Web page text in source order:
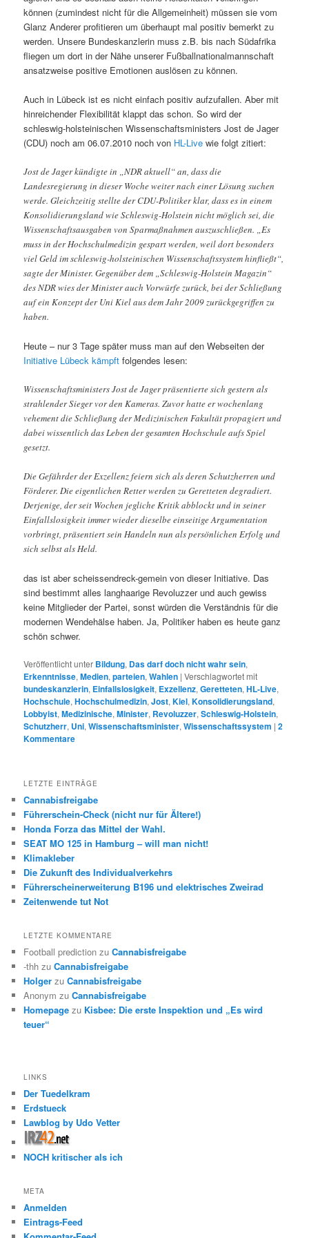
können (zumindest nicht für die Allgemeinheit) müssen sie vom
Glanz Anderer profitieren um überhaupt mal positiv bemerkt zu
werden. Unsere Bundeskanzlerin muss z.B. bis nach Südafrika
fliegen um dort in der Nähe unserer Fußballnationalmannschaft
ansatzweise positive Emotionen auslösen zu können.
Auch in Lübeck ist es nicht einfach positiv aufzufallen. Aber mit
hinreichender Flexibilität klappt das schon. So wird der
schleswig-holsteinischen Wissenschaftsministers Jost de Jager
(CDU) noch am 06.07.2010 noch von HL-Live wie folgt zitiert:
Jost de Jager kündigte in „NDR aktuell“ an, dass die
Landesregierung in dieser Woche weiter nach einer Lösung suchen
werde. Gleichzeitig stellte der CDU-Politiker klar, dass es in einem
Konsolidierungsland wie Schleswig-Holstein nicht möglich sei, die
Wissenschaftsausgaben von Sparmaßnahmen auszuschließen. „Es
muss in der Hochschulmedizin gespart werden, weil dort besonders
viel Geld im schleswig-holsteinischen Wissenschaftssystem hinfließt“,
sagte der Minister. Gegenüber dem „Schleswig-Holstein Magazin“
des NDR wies der Minister auch Vorwürfe zurück, bei der Schließung
auf ein Konzept der Uni Kiel aus dem Jahr 2009 zurückgegriffen zu
haben.
Heute – nur 3 Tage später muss man auf den Webseiten der
Initiative Lübeck kämpft folgendes lesen:
Wissenschaftsministers Jost de Jager präsentierte sich gestern als
strahlender Sieger vor den Kameras. Zuvor hatte er wochenlang
vehement die Schließung der Medizinischen Fakultät propagiert und
dabei wissentlich das Leben der gesamten Hochschule aufs Spiel
gesetzt.
Die Gefährder der Exzellenz feiern sich als deren Schutzherren und
Förderer. Die eigentlichen Retter werden zu Geretteten degradiert.
Derjenige, der seit Wochen jegliche Kritik abblockt und in seiner
Einfallslosigkeit immer wieder dieselbe einseitige Argumentation
vorbringt, präsentiert sein Handeln nun als persönlichen Erfolg und
sich selbst als Held.
das ist aber scheissendreck-gemein von dieser Initiative. Das
sind bestimmt alles langhaarige Revoluzzer und auch gewiss
keine Mitglieder der Partei, sonst würden die Verständnis für die
modernen Wendehälse haben. Ja, Politiker haben es heute ganz
schön schwer.
Veröffentlicht unter Bildung, Das darf doch nicht wahr sein,
Erkenntnisse,Medien,parteien,Wahlen |Verschlagwortet mit
bundeskanzlerin, Einfallslosigkeit, Exzellenz,Geretteten,HL-Live,
Hochschule,Hochschulmedizin,Jost,Kiel,Konsolidierungsland,
Lobbyist,Medizinische,Minister, Revoluzzer,Schleswig-Holstein,
Schutzherr, Uni,Wissenschaftsminister,Wissenschaftssystem |2
Kommentare
LETZTE EINTRÄGE
Cannabisfreigabe
Führerschein-Check (nicht nur für Ältere!)
Honda Forza das Mittel der Wahl.
SEAT MO 125 in Hamburg – will man nicht!
Klimakleber
Die Zukunft des Individualverkehrs
Führerscheinerweiterung B196 und elektrisches Zweirad
Zeitenwende tut Not
LETZTE KOMMENTARE
Football prediction zuCannabisfreigabe
-thh zuCannabisfreigabe
Holger zuCannabisfreigabe
Anonym zuCannabisfreigabe
Homepage zu Kisbee: Die erste Inspektion und „Es wird
teuer“
LINKS
Der Tuedelkram
Erdstueck
Lawblog by Udo Vetter
NOCH kritischer als ich
META
Anmelden
Eintrags-Feed